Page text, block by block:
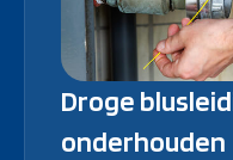
Droge
onderhouden